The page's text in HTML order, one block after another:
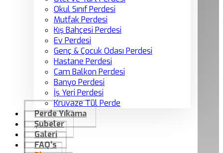
Okul Sınıf Perdesi
Mutfak Perdesi
Kış Bahçesi Perdesi
Ev Perdesi
Genç & Çocuk Odası Perdesi
Hastane Perdesi
Cam Balkon Perdesi
Banyo Perdesi
İş Yeri Perdesi
Kruvaze Tül Perde
Perde Yıkama
Şubeler
Galeri
FAQ’s